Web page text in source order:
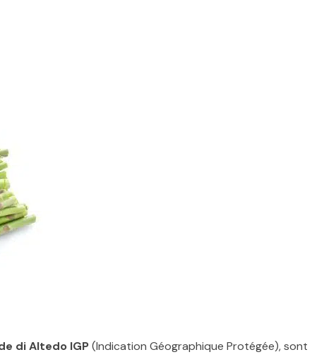
di Altedo IGP(Indication Géographique Protégée), sont